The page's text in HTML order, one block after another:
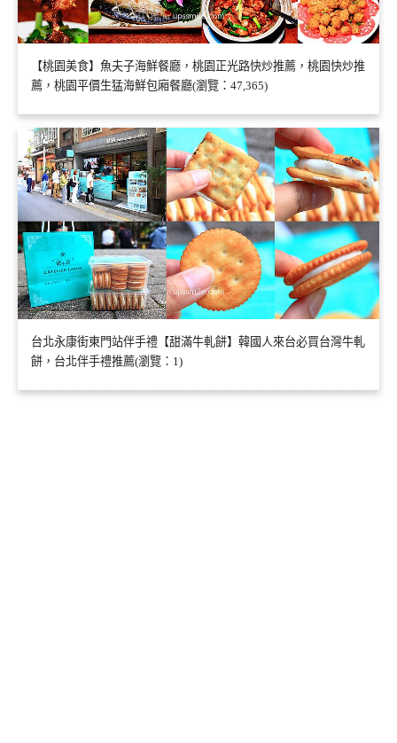
【桃園美食】魚夫子海鮮餐廳，桃園正光路快炒推薦，桃園快炒推
薦，桃園平價生猛海鮮包廂餐廳(瀏覽：47,365)
台北永康街東門站伴手禮【甜滿牛軋餅】韓國人來台必買台灣牛軋
餅，台北伴手禮推薦(瀏覽：1)